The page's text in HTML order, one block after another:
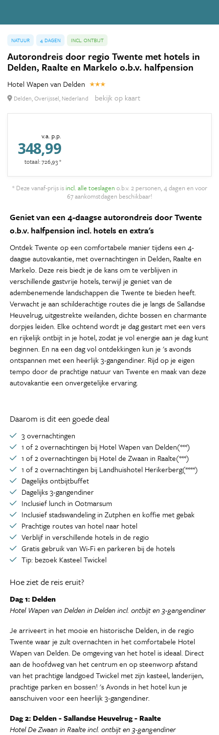
NATUUR 4 DAGEN INCL. ONTBIJT
Autorondreis door regio Twente met hotels in
Delden, Raalte en Markelo o.b.v. halfpension
Hotel Wapen van Delden
Delden, Overijssel, Nederland bekijk op kaart
v.a. p.p.
348,99
totaal: 726,93 *
* Deze vanaf-prijs is incl. alle toeslagen o.b.v. 2 personen, 4 dagen en voor
67 aankomstdagen beschikbaar!
Geniet van een 4-daagse autorondreis door Twente
o.b.v. halfpension incl. hotels en extra's
Ontdek Twente op een comfortabele manier tijdens een 4-
daagse autovakantie, met overnachtingen in Delden, Raalte en
Markelo. Deze reis biedt je de kans om te verblijven in
verschillende gastvrije hotels, terwijl je geniet van de
adembenemende landschappen die Twente te bieden heeft.
Verwacht je aan schilderachtige routes die je langs de Sallandse
Heuvelrug, uitgestrekte weilanden, dichte bossen en charmante
dorpjes leiden. Elke ochtend wordt je dag gestart met een vers
en rijkelijk ontbijt in je hotel, zodat je vol energie aan je dag kunt
beginnen. En na een dag vol ontdekkingen kun je 's avonds
ontspannen met een heerlijk 3-gangendiner. Rijd op je eigen
tempo door de prachtige natuur van Twente en maak van deze
autovakantie een onvergetelijke ervaring.
Daarom is dit een goede deal
3 overnachtingen
1 of 2 overnachtingen bij Hotel Wapen van Delden(***)
1 of 2 overnachtingen bij Hotel de Zwaan in Raalte(***)
1 of 2 overnachtingen bij Landhuishotel Herikerberg(****)
Dagelijks ontbijtbuffet
Dagelijks 3-gangendiner
Inclusief lunch in Ootmarsum
Inclusief stadswandeling in Zutphen en koffie met gebak
Prachtige routes van hotel naar hotel
Verblijf in verschillende hotels in de regio
Gratis gebruik van Wi-Fi en parkeren bij de hotels
Tip: bezoek Kasteel Twickel
Hoe ziet de reis eruit?
Dag 1: Delden
Hotel Wapen van Delden in Delden incl. ontbijt en 3-gangendiner
Je arriveert in het mooie en historische Delden, in de regio
Twente waar je zult overnachten in het comfortabele Hotel
Wapen van Delden. De omgeving van het hotel is ideaal. Direct
aan de hoofdweg van het centrum en op steenworp afstand
van het prachtige landgoed Twickel met zijn kasteel, landerijen,
prachtige parken en bossen! 's Avonds in het hotel kun je
aanschuiven voor een heerlijk 3-gangendiner.
Dag 2: Delden - Sallandse Heuvelrug - Raalte
Hotel De Zwaan in Raalte incl. ontbijt en 3-gangendiner